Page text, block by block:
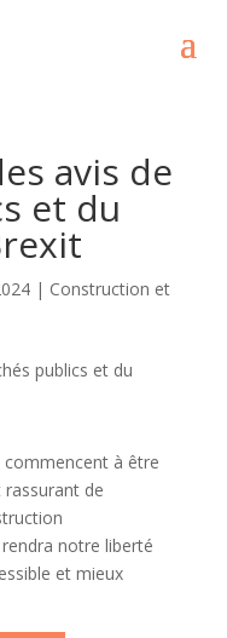
avis de
et du
| Construction et
commencent à être
rassurant de
notre liberté
et mieux